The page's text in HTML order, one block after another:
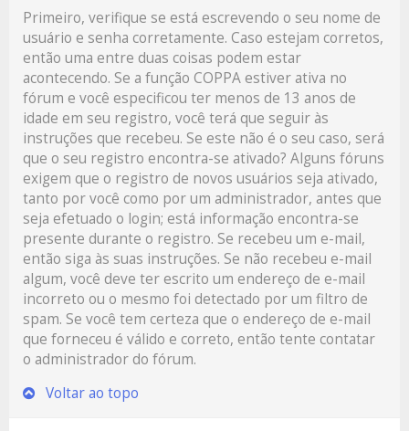
Primeiro, verifique se está escrevendo o seu nome de
usuário e senha corretamente. Caso estejam corretos,
então uma entre duas coisas podem estar
acontecendo. Se a função COPPA estiver ativa no
fórum e você especificou ter menos de 13 anos de
idade em seu registro, você terá que seguir às
instruções que recebeu. Se este não é o seu caso, será
que o seu registro encontra-se ativado? Alguns fóruns
exigem que o registro de novos usuários seja ativado,
tanto por você como por um administrador, antes que
seja efetuado o login; está informação encontra-se
presente durante o registro. Se recebeu um e-mail,
então siga às suas instruções. Se não recebeu e-mail
algum, você deve ter escrito um endereço de e-mail
incorreto ou o mesmo foi detectado por um filtro de
spam. Se você tem certeza que o endereço de e-mail
que forneceu é válido e correto, então tente contatar
o administrador do fórum.
Voltar ao topo